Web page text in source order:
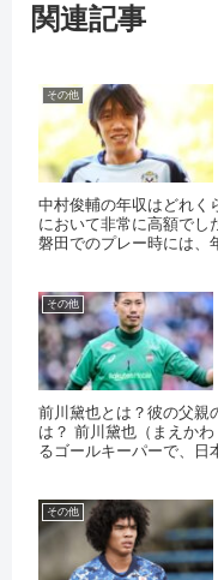
関連記事
その他
中村俊輔の年収はどれく
において非常に高額でし
磐田でのプレー時には、
その他
前川黛也とは？彼の父親
は？ 前川黛也（まえか
るゴールキーパーで、日
その他